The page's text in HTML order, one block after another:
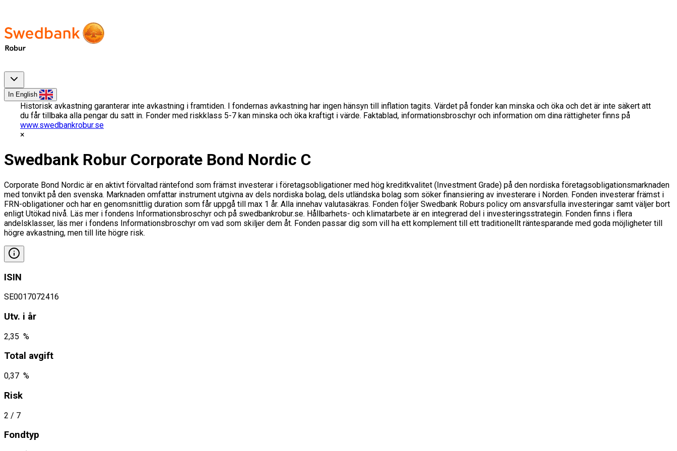
In English
Historisk avkastning garanterar inte avkastning i framtiden. I fondernas avkastning har ingen hänsyn till inflation tagits. Värdet på fonder kan minska och öka och det är inte säkert att
du får tillbaka alla pengar du satt in. Fonder med riskklass 5-7 kan minska och öka kraftigt i värde. Faktablad, informationsbroschyr och information om dina rättigheter finns på
www.swedbankrobur.se
Swedbank Robur Corporate Bond Nordic C
Corporate Bond Nordic är en aktivt förvaltad räntefond som främst investerar i företagsobligationer med hög kreditkvalitet (Investment Grade) på den nordiska företagsobligationsmarknaden
med tonvikt på den svenska. Marknaden omfattar instrument utgivna av dels nordiska bolag, dels utländska bolag som söker finansiering av investerare i Norden. Fonden investerar främst i
FRN-obligationer och har en genomsnittlig duration som får uppgå till max 1 år. Alla innehav valutasäkras. Fonden följer Swedbank Roburs policy om ansvarsfulla investeringar samt väljer bort
enligt Utökad nivå. Läs mer i fondens Informationsbroschyr och på swedbankrobur.se. Hållbarhets- och klimatarbete är en integrerad del i investeringsstrategin. Fonden finns i flera
andelsklasser, läs mer i fondens Informationsbroschyr om vad som skiljer dem åt. Fonden passar dig som vill ha ett komplement till ett traditionellt räntesparande med goda möjligheter till
högre avkastning, men till lite högre risk.
ISIN
SE0017072416
Utv. i år
2,35 %
Total avgift
0,37 %
Risk
2 / 7
Fondtyp